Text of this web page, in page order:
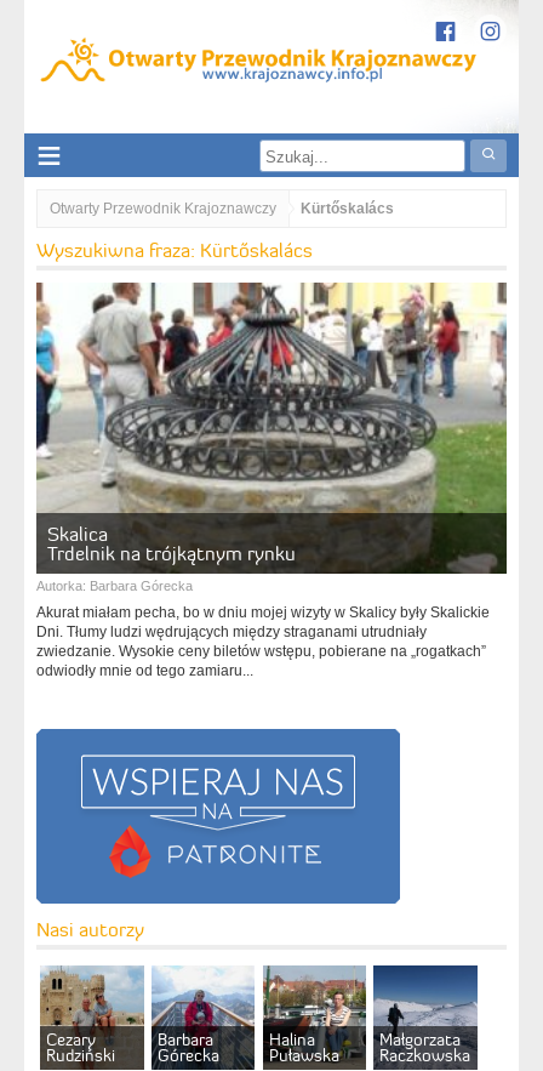
Otwarty Przewodnik Krajoznawczy Kürtőskalács
Wyszukiwna fraza: Kürtőskalács
Skalica
Trdelnik na trójkątnym rynku
Autorka: Barbara Górecka
Akurat miałam pecha, bo w dniu mojej wizyty w Skalicy były Skalickie
Dni. Tłumy ludzi wędrujących między straganami utrudniały
zwiedzanie. Wysokie ceny biletów wstępu, pobierane na „rogatkach”
odwiodły mnie od tego zamiaru...
Nasi autorzy
Cezary
Rudziński
Barbara
Górecka
Halina
Puławska
Małgorzata
Raczkowska